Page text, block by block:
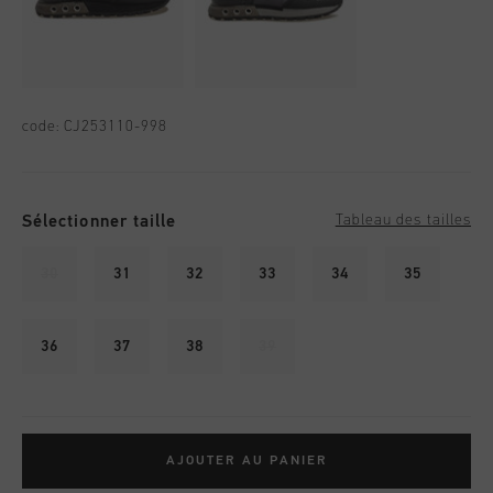
code: CJ253110-998
Sélectionner taille Tableau des tailles
31 32 33 34 35
36 37 38
AJOUTER AU PANIER